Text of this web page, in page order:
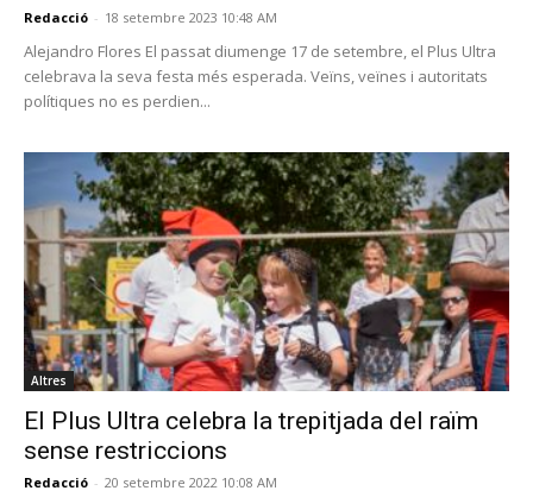
Redacció - 18 setembre 2023 10:48 AM
Alejandro Flores El passat diumenge 17 de setembre, el Plus Ultra
celebrava la seva festa més esperada. Veïns, veïnes i autoritats
polítiques no es perdien...
Altres
El Plus Ultra celebra la trepitjada del raïm
sense restriccions
Redacció - 20 setembre 2022 10:08 AM